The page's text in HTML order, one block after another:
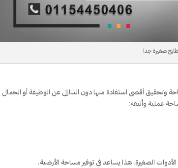
صغيرة جدا
وتحقيق أقصى استفادة منها دون التنازل عن الوظيفة أو
عملية وأنيقة:
الصغيرة. هذا يساعد في توفير مساحة الأرضية.